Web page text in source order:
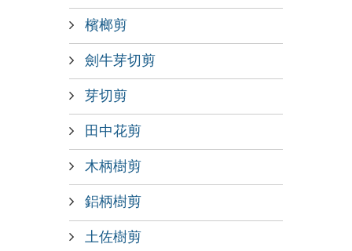
檳榔剪
劍牛芽切剪
芽切剪
田中花剪
木柄樹剪
鋁柄樹剪
土佐樹剪